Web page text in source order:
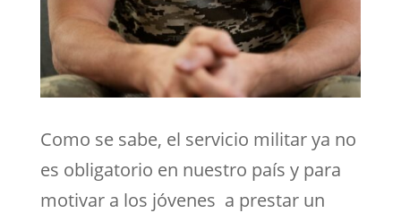
Como se sabe, el servicio militar ya no
es obligatorio en nuestro país y para
motivar a los jóvenes a prestar un